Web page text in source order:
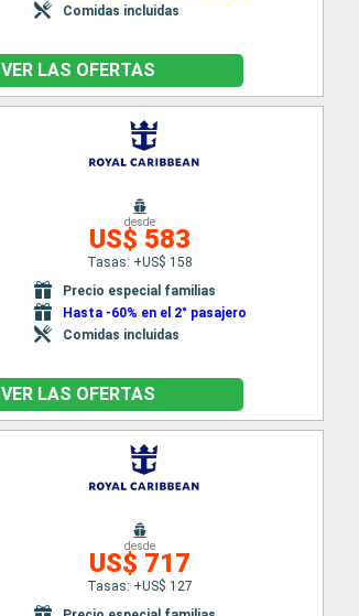
Comidas incluidas
VER LAS OFERTAS
desde
US$ 583
Tasas: +US$ 158
Precio especial familias
Hasta -60% en el 2° pasajero
Comidas incluidas
VER LAS OFERTAS
desde
US$ 717
Tasas: +US$ 127